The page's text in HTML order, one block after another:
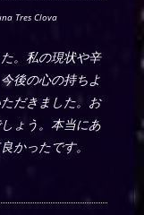
Tres Clova
。私の現状や辛
後の心の持ちよ
だきました。お
ょう。本当にあ
かったです。